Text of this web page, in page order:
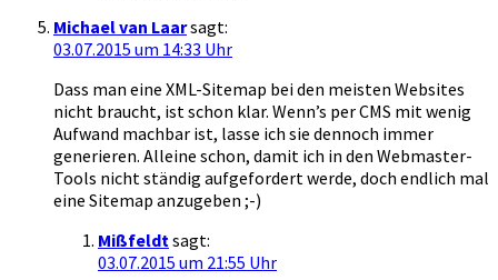
Michael van Laarsagt:
03.07.2015 um 14:33 Uhr
Dass man eine XML-Sitemap bei den meisten Websites
nicht braucht, ist schon klar. Wenn’s per CMS mit wenig
Aufwand machbar ist, lasse ich sie dennoch immer
generieren. Alleine schon, damit ich in den Webmaster-
Tools nicht ständig aufgefordert werde, doch endlich mal
eine Sitemap anzugeben ;-)
Mißfeldtsagt:
03.07.2015 um 21:55 Uhr